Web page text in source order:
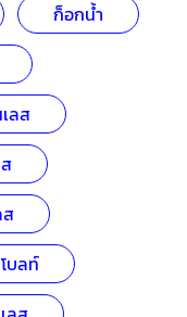
ก็อกน้ำ
ลส
บลท์